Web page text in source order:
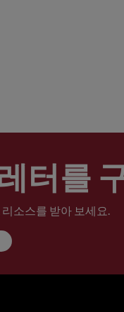
터를
소스를 받아 보세요.